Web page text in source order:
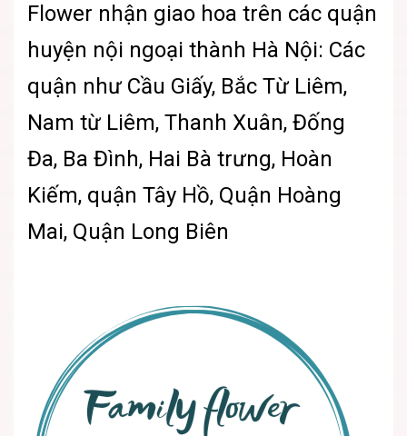
Flower nhận giao hoa trên các quận
huyện nội ngoại thành Hà Nội: Các
quận như Cầu Giấy, Bắc Từ Liêm,
Nam từ Liêm, Thanh Xuân, Đống
Đa, Ba Đình, Hai Bà trưng, Hoàn
Kiếm, quận Tây Hồ, Quận Hoàng
Mai, Quận Long Biên